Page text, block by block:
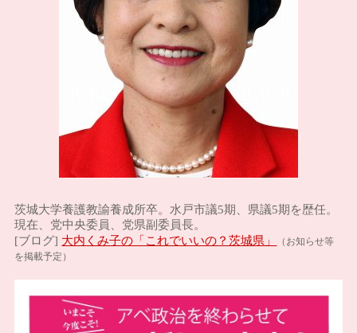
茨城大学養護教諭養成所卒。水戸市議5期、県議5期を歴任。
現在、党中央委員、党県副委員長。
[ブログ] 大内くみ子の「これでいいの？茨城県」
（お知らせ等
を掲載予定）